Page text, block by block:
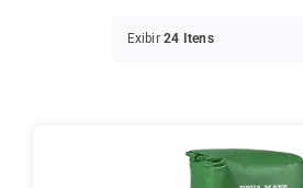
Carrinho
Exibir24 Itens